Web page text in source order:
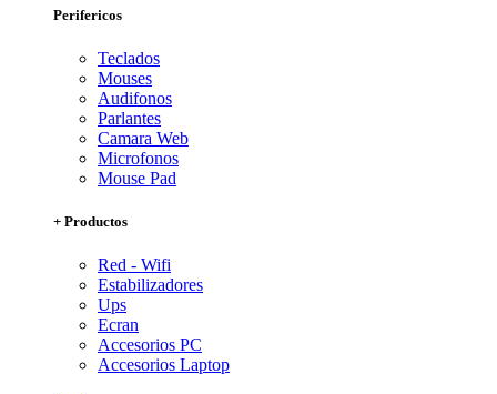
Perifericos
Teclados
Mouses
Audifonos
Parlantes
Camara Web
Microfonos
Mouse Pad
+ Productos
Red - Wifi
Estabilizadores
Ups
Ecran
Accesorios PC
Accesorios Laptop